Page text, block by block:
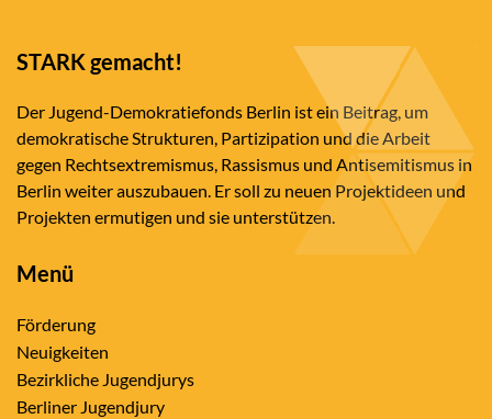
STARK gemacht!
Der Jugend-Demokratiefonds Berlin ist ein Beitrag, um
demokratische Strukturen, Partizipation und die Arbeit
gegen Rechtsextremismus, Rassismus und Antisemitismus in
Berlin weiter auszubauen. Er soll zu neuen Projektideen und
Projekten ermutigen und sie unterstützen.
Menü
Förderung
Neuigkeiten
Bezirkliche Jugendjurys
Berliner Jugendjury